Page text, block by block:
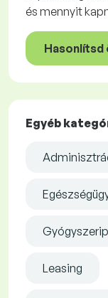
és mennyit
Hasonlítsd
Egyéb
Leasing